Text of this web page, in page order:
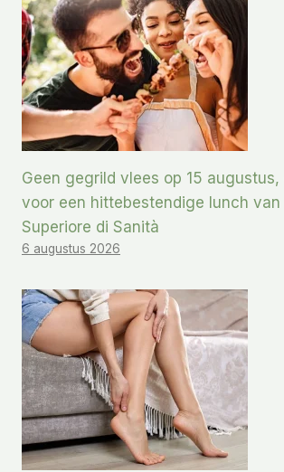
Geen gegrild vlees op 15 augustus,
voor een hittebestendige lunch
Superiore di Sanità
6 augustus 2026